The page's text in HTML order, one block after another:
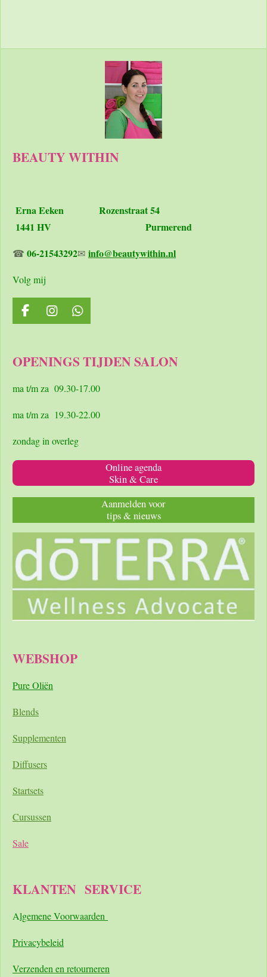
BEAUTY WITHIN
Erna Eeken Rozenstraat 54
1441 HV Purmerend
☎ 06-21543292✉ info@beautywithin.nl
Volg mij
F
a
b
o
I
n
a
r
m
W
h
s
p
OPENINGS TIJDEN SALON
ma t/m za 09.30-17.00
ma t/m za 19.30-22.00
zondag in overleg
Online agenda
Skin & Care
Aanmelden voor
tips & nieuws
WEBSHOP
Pure Oliën
Blends
Supplementen
Diffusers
Startsets
Cursussen
Sale
KLANTEN SERVICE
Algemene Voorwaarden
Privacybeleid
Verzenden en retourneren